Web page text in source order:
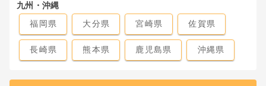
九州・沖縄
福岡県
大分県 宮崎県 佐賀県
長崎県 熊本県 鹿児島県 沖縄県